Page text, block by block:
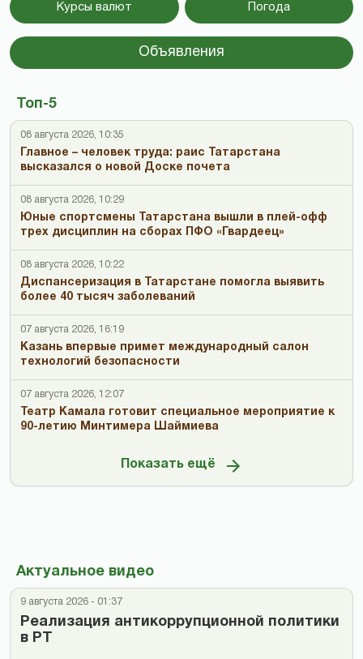
Курсы валют Погода
Объявления
Топ-5
08 августа 2026, 10:35
Главное – человек труда: раис Татарстана
высказался о новой Доске почета
08 августа 2026, 10:29
Юные спортсмены Татарстана вышли в плей-офф
трех дисциплин на сборах ПФО «Гвардеец»
08 августа 2026, 10:22
Диспансеризация в Татарстане помогла выявить
более 40 тысяч заболеваний
07 августа 2026, 16:19
Казань впервые примет международный салон
технологий безопасности
07 августа 2026, 12:07
Театр Камала готовит специальное мероприятие к
90-летию Минтимера Шаймиева
Показать ещё
Актуальное видео
9 августа 2026 - 01:37
Реализация антикоррупционной политики
в РТ